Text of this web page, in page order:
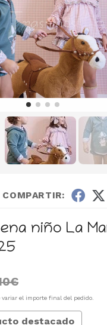
COMPARTIR:
niño La
€
variar el importe final del pedido.
destacado